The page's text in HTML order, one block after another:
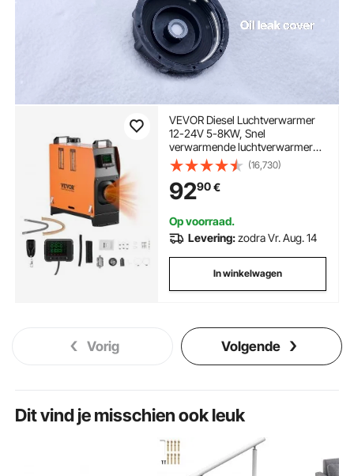
VEVOR Diesel Luchtverwarmer
12-24V 5-8KW, Snel
verwarmende luchtverwarmer
met afstandsbediening, digitaal
kleurendisplay en gesproken
aankondiging, geluidsarm, voor
camper, vrachtwagen, boot,
trailer
(16,730)
9290€
Op voorraad.
Levering:zodra Vr. Aug. 14
In winkelwagen
Vorig Volgende
Dit vind je misschien ook leuk